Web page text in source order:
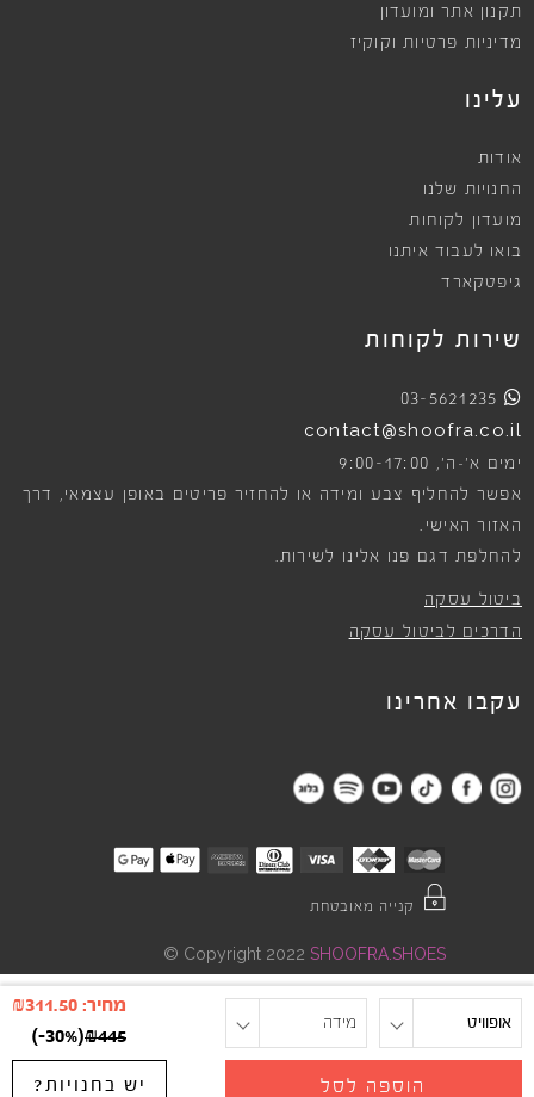
אופוויט מידה
מחיר: ₪311.50
₪445
(
-30%
)
הוספה לסל יש בחנויות?
תקנון אתר ומועדון
מדיניות פרטיות וקוקיז
עלינו
אודות
החנויות שלנו
מועדון לקוחות
בואו לעבוד איתנו
גיפטקארד
שירות לקוחות
03-5621235
contact@shoofra.co.il
ימים א׳-ה׳, 9:00-17:00
אפשר להחליף צבע ומידה או להחזיר פריטים באופן עצמאי, דרך
האזור האישי.
להחלפת דגם פנו אלינו לשירות.
ביטול עסקה
הדרכים לביטול עסקה
עקבו אחרינו
קנייה מאובטחת
Copyright 2022 SHOOFRA.SHOES
©